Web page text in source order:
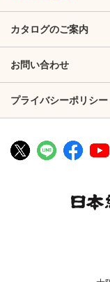
カタログのご案内
お問い合わせ
プライバシーポリシー